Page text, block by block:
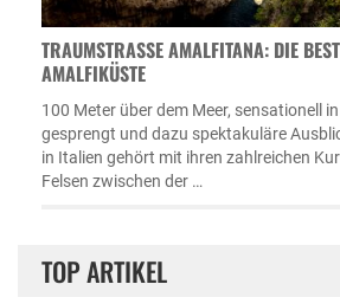
TRAUMSTRASSE AMALFITANA: DIE
MALFIKÜSTE
100 Meter über dem Meer, sensationell
gesprengt und dazu spektakuläre
in Italien gehört mit ihren zahlreichen
Felsen zwischen der …
TOP ARTIKEL